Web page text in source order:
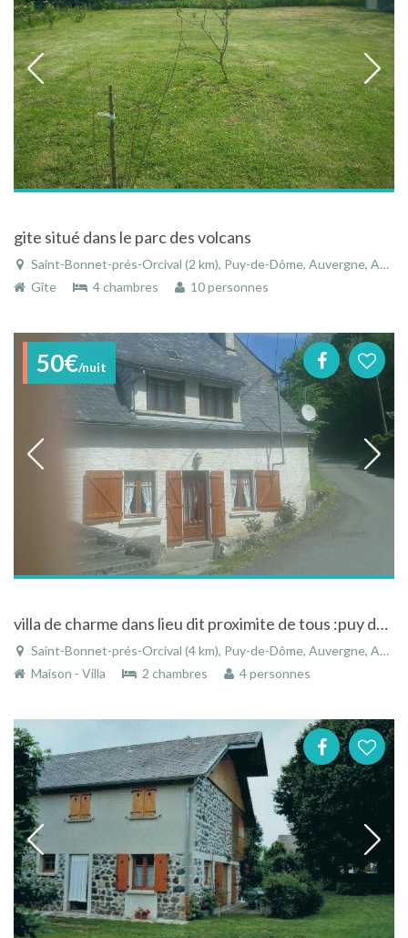
gite situé dans le parc des volcans
Saint-Bonnet-prés-Orcival (2 km), Puy-de-Dôme, Auvergne, Auvergne-Rhône-Alpes, France
Gîte
4 chambres 10 personnes
50€/nuit
villa de charme dans lieu dit proximite de tous :puy de dome ,basilic d orcival,
Saint-Bonnet-prés-Orcival (4 km), Puy-de-Dôme, Auvergne, Auvergne-Rhône-Alpes, France
Maison - Villa
2 chambres 4 personnes